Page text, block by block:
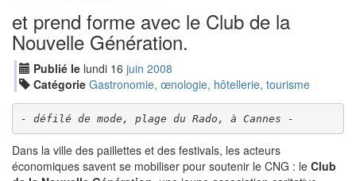
et prend forme avec le Club de la
Nouvelle Génération.
Publié le lundi 16 juin 2008
Catégorie Gastronomie, œnologie, hôtellerie, tourisme
- défilé de mode, plage du Rado, à Cannes -
Dans la ville des paillettes et des festivals, les acteurs
économiques savent se mobiliser pour soutenir le CNG : le Club